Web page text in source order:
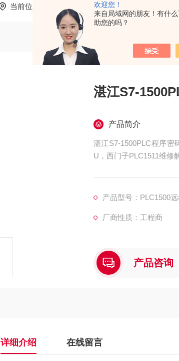
欢迎您！
来自局域网的朋友！有什
助您的吗？
当前位置： 产品中心
湛江S7-
产品简介
湛江S7-1500PLC程序
U，西门子PLC1511维修
产品型号：PLC1500
厂商性质：工程商
产品咨询
详细介绍 在线留言